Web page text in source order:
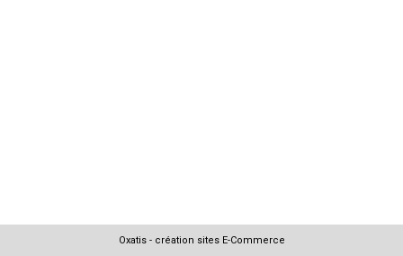
Oxatis - création sites E-Commerce